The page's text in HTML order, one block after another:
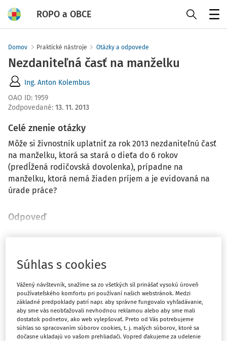
ROPO a OBCE
Domov Praktické nástroje Otázky a odpovede
Nezdaniteľná časť na manželku
Ing. Anton Kolembus
OAO ID: 1959
Zodpovedané: 13. 11. 2013
Celé znenie otázky
Môže si živnostník uplatniť za rok 2013 nezdaniteľnú časť
na manželku, ktorá sa stará o dieťa do 6 rokov
(predĺžená rodičovská dovolenka), prípadne na
manželku, ktorá nemá žiaden príjem a je evidovaná na
úrade práce?
Odpoveď
Ups, zatiaľ ste si prečítali len
začiatok...
Súhlas s cookies
Vážený návštevník, snažíme sa zo všetkých síl prinášať vysokú úroveň
používateľského komfortu pri používaní našich webstránok. Medzi
základné predpoklady patrí napr. aby správne fungovalo vyhľadávanie,
aby sme vás neobťažovali nevhodnou reklamou alebo aby sme mali
dostatok podnetov, ako web vylepšovať. Preto od Vás potrebujeme
súhlas so spracovaním súborov cookies, t. j. malých súborov, ktoré sa
dočasne ukladajú vo vašom prehliadači. Vopred ďakujeme za udelenie